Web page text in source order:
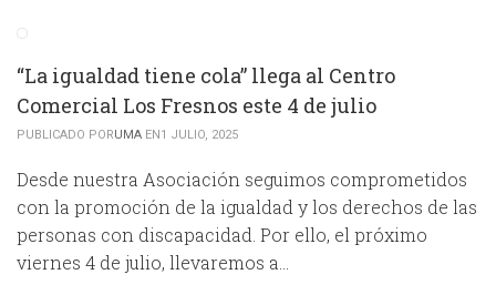
“La igualdad tiene cola” llega al Centro
Comercial Los Fresnos este 4 de julio
PUBLICADO PORUMA EN1 JULIO, 2025
Desde nuestra Asociación seguimos comprometidos
con la promoción de la igualdad y los derechos de las
personas con discapacidad. Por ello, el próximo
viernes 4 de julio, llevaremos a…